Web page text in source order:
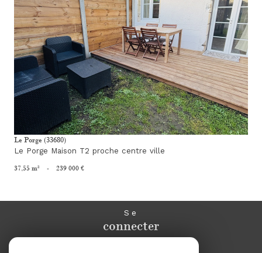
voir le bien
Le Porge (33680)
Le Porge Maison T2 proche centre ville
37,55 m² - 239 000 €
Se
connecter